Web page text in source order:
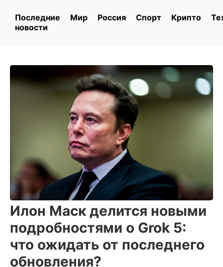
Последние
новости
Мир Россия Спорт Крипто
Илон Маск делится новыми
подробностями о Grok 5:
что ожидать от последнего
обновления?